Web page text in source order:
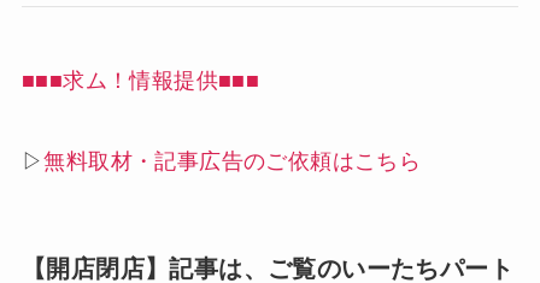
■■■求ム！情報提供■■■
▷無料取材・記事広告のご依頼はこちら
【開店閉店】記事は、ご覧のいーたちパート